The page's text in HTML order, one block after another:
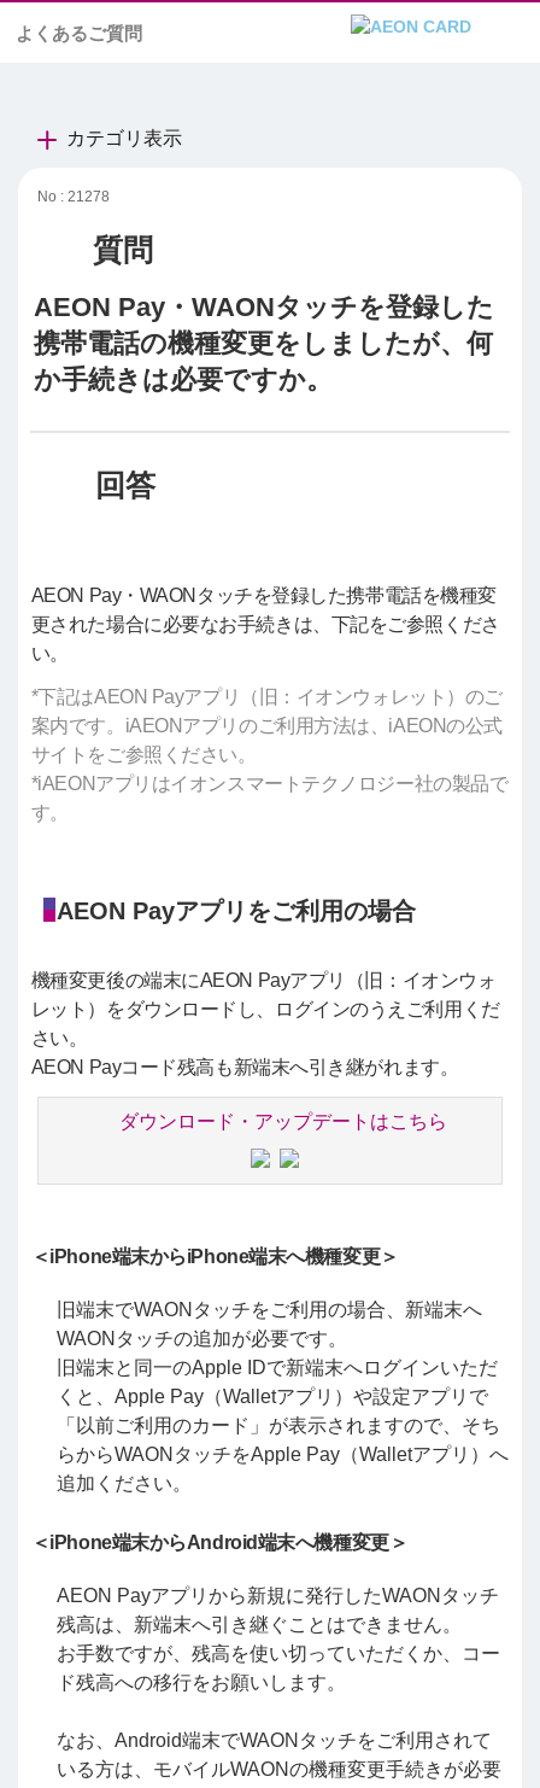
よくあるご質問
カテゴリ表示
No : 21278
AEON Pay・WAONタッチを登録した
携帯電話の機種変更をしましたが、何
か手続きは必要ですか。
AEON Pay・WAONタッチを登録した携帯電話を機種変
更された場合に必要なお手続きは、下記をご参照くださ
い。
*下記はAEON Payアプリ（旧：イオンウォレット）のご
案内です。iAEONアプリのご利用方法は、iAEONの公式
サイトをご参照ください。
*iAEONアプリはイオンスマートテクノロジー社の製品で
す。
AEON Payアプリをご利用の場合
機種変更後の端末にAEON Payアプリ（旧：イオンウォ
レット）をダウンロードし、ログインのうえご利用くだ
さい。
AEON Payコード残高も新端末へ引き継がれます。
ダウンロード・アップデートはこちら
＜iPhone端末からiPhone端末へ機種変更＞
旧端末でWAONタッチをご利用の場合、新端末へ
WAONタッチの追加が必要です。
旧端末と同一のApple IDで新端末へログインいただ
くと、Apple Pay（Walletアプリ）や設定アプリで
「以前ご利用のカード」が表示されますので、そち
らからWAONタッチをApple Pay（Walletアプリ）へ
追加ください。
＜iPhone端末からAndroid端末へ機種変更＞
AEON Payアプリから新規に発行したWAONタッチ
残高は、新端末へ引き継ぐことはできません。
お手数ですが、残高を使い切っていただくか、コー
ド残高への移行をお願いします。
なお、Android端末でWAONタッチをご利用されて
いる方は、モバイルWAONの機種変更手続きが必要